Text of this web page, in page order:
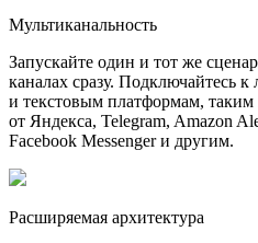
Мультиканальность
Запускайте один и тот же
каналах сразу. Подключайтесь
и текстовым платформам,
от Яндекса, Telegram, Amazon
Facebook Messenger и другим.
Расширяемая архитектура